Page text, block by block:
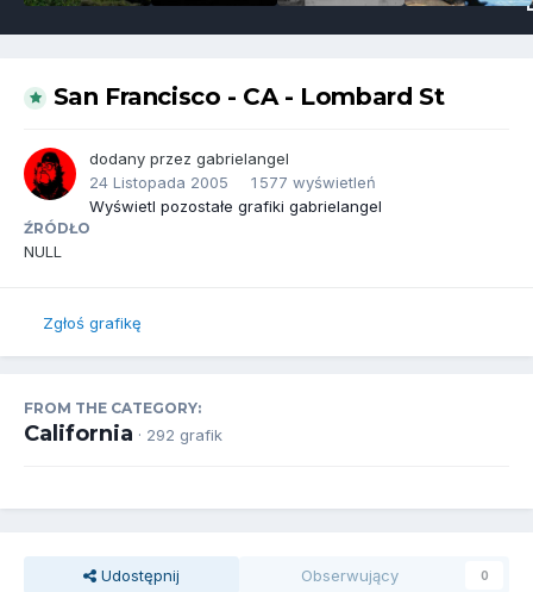
San Francisco - CA - Lombard St
dodany przez gabrielangel
24 Listopada 2005
1 577 wyświetleń
Wyświetl pozostałe grafiki gabrielangel
ŹRÓDŁO
NULL
Zgłoś grafikę
FROM THE CATEGORY:
California · 292 grafik
Udostępnij Obserwujący 0